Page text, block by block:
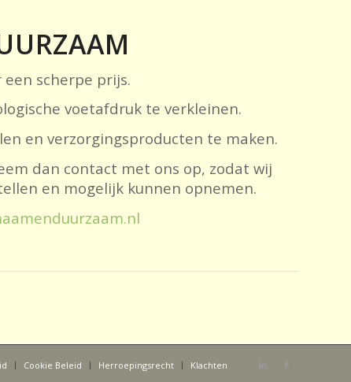
scherpe prijs.
voetafdruk te verkleinen.
en verzorgingsproducten te maken.
dan contact met ons op, zodat wij
en mogelijk kunnen opnemen.
Cookie Beleid Herroepingsrecht Klachten